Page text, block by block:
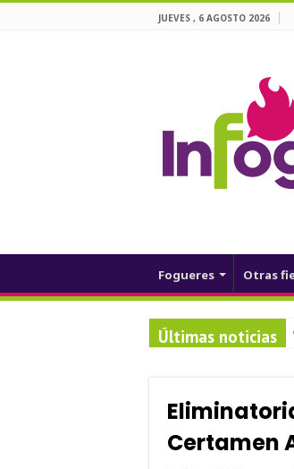
JUEVES , 6 AGOSTO 2026
Fogueres Otras
Últimas noticias
Certamen